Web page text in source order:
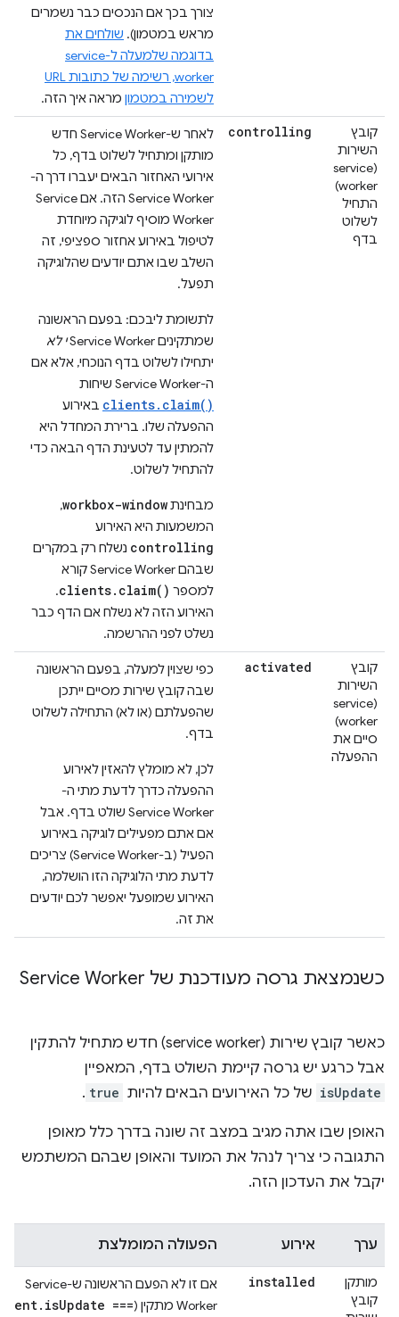
צורך בכך אם הנכסים כבר נשמרים
מראש במטמון). שולחים את
בדוגמה שלמעלה ל-service
worker, רשימה של כתובות URL
לשמירה במטמון מראה איך הזה.
קובץ
השירות
(service
worker)
התחיל
לשלוט
בדף
controlling
לאחר ש-Service Worker חדש
מותקן ומתחיל לשלוט בדף, כל
אירועי האחזור הבאים יעברו דרך ה-
Service Worker הזה. אם Service
Worker מוסיף לוגיקה מיוחדת
לטיפול באירוע אחזור ספציפי, זה
השלב שבו אתם יודעים שהלוגיקה
תפעל.
לתשומת ליבכם: בפעם הראשונה
שמתקינים Service Worker
י לא
יתחילו לשלוט בדף הנוכחי, אלא אם
ה-Service Worker שיחות
clients.claim() באירוע
ההפעלה שלו. ברירת המחדל היא
להמתין עד לטעינת הדף הבאה כדי
להתחיל לשלוט.
מבחינתworkbox-window
,
המשמעות היא האירוע
controlling נשלח רק במקרים
שבהם Service Worker קורא
למספר clients.claim()
.
האירוע הזה לא נשלח אם הדף כבר
נשלט לפני ההרשמה.
קובץ
השירות
(service
worker)
סיים את
ההפעלה
activated
כפי שצוין למעלה, בפעם הראשונה
שבה קובץ שירות מסיים ייתכן
שהפעלתם (או לא) התחילה לשלוט
בדף.
לכן, לא מומלץ להאזין לאירוע
ההפעלה כדרך לדעת מתי ה-
Service Worker שולט בדף. אבל
אם אתם מפעילים לוגיקה באירוע
הפעיל (ב-Service Worker) צריכים
לדעת מתי הלוגיקה הזו הושלמה,
האירוע שמופעל יאפשר לכם יודעים
את זה.
כשנמצאת גרסה מעודכנת של Service Worker
כאשר קובץ שירות (service worker) חדש מתחיל להתקין
אבל כרגע יש גרסה קיימת השולט בדף, המאפיין
isUpdate של כל האירועים הבאים להיות true
.
האופן שבו אתה מגיב במצב זה שונה בדרך כלל מאופן
התגובה כי צריך לנהל את המועד והאופן שבהם המשתמש
יקבל את העדכון הזה.
ערך אירוע הפעולה המומלצת
מותקן
קובץ
installed
אם זו לא הפעם הראשונה ש-Service
Worker מתקין (
event.isUpdate ===